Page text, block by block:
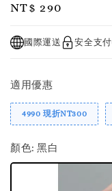
Regular
NT$ 290
國際運送 安全支付
適用優惠
4990 現折NT300
顏色: 黑白